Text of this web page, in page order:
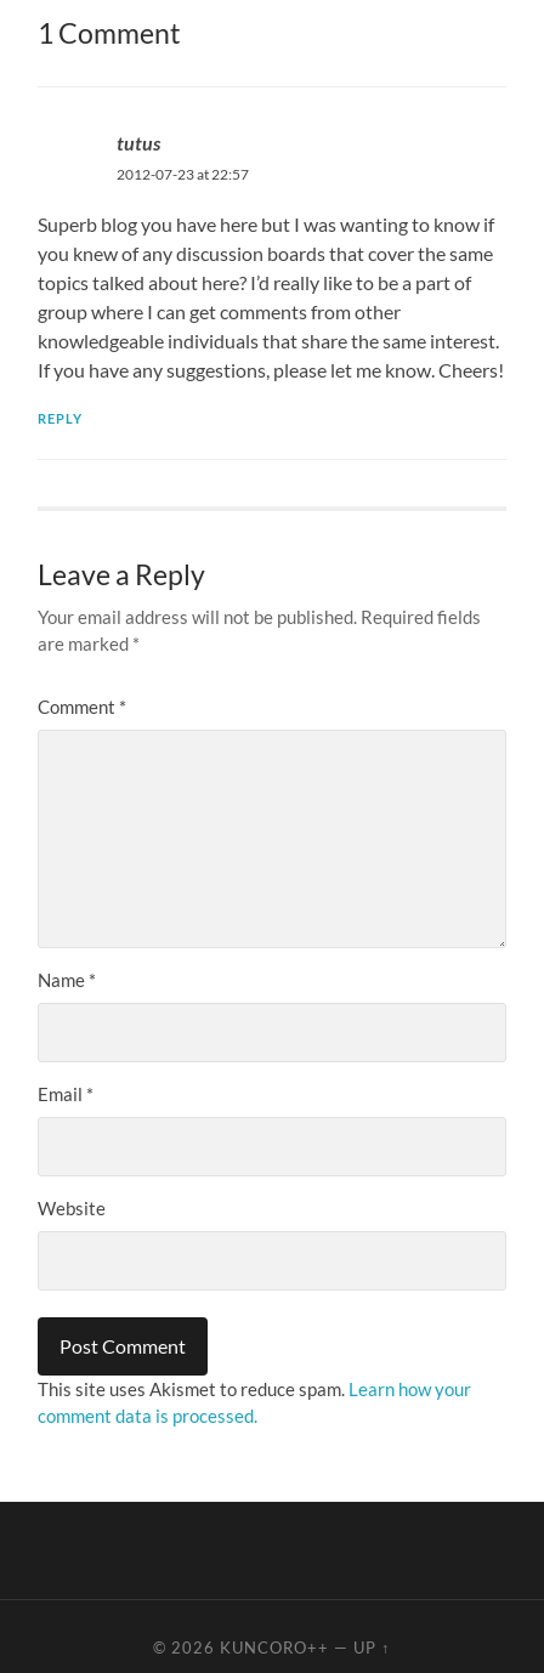
1 Comment
tutus
2012-07-23 at 22:57
Superb blog you have here but I was wanting to know if
you knew of any discussion boards that cover the same
topics talked about here? I’d really like to be a part of
group where I can get comments from other
knowledgeable individuals that share the same interest.
If you have any suggestions, please let me know. Cheers!
REPLY
Leave a Reply
Your email address will not be published. Required fields
are marked *
Comment *
Name *
Email *
Website
This site uses Akismet to reduce spam. Learn how your
comment data is processed.
© 2026 KUNCORO++ — UP ↑